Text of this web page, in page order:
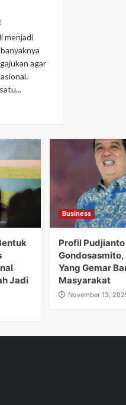
menjadi
agar
Jadi
Business
Profil Pudjianto
Gondosasmito,
Yang Gemar
Masyarakat
November 13,